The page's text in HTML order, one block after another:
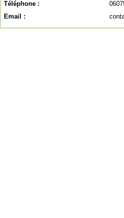
Téléphone :
Email :